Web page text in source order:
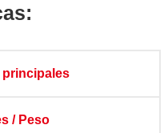
/ Peso